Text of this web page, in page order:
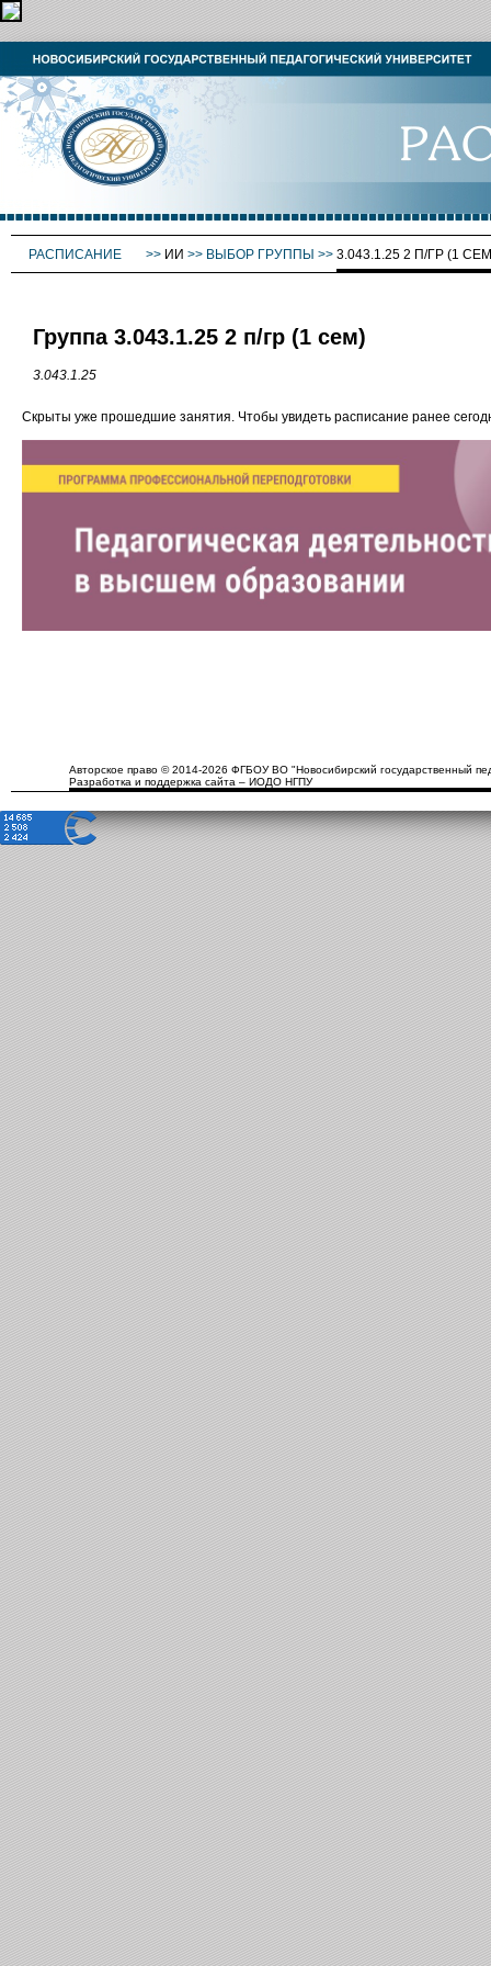
РАСПИСАНИЕ >> ИИ >> ВЫБОР ГРУППЫ >> 3.043.1.25 2 П/ГР (1
Группа 3.043.1.25 2 п/гр (1 сем)
3.043.1.25
Скрыты уже прошедшие занятия. Чтобы увидеть расписание ранее
Авторское право © 2014-2026 ФГБОУ ВО "Новосибирский государственный
Разработка и поддержка сайта – ИОДО НГПУ